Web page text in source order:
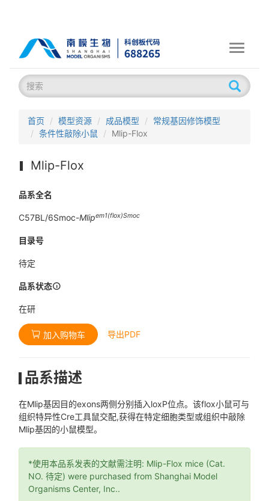
Toggle
首页 模型资源 成品模型
常规基因修饰模型
条件性敲除小鼠
Mlip-Flox
Mlip-Flox
品系全名
C57BL/6Smoc-Mlipem1(flox)Smoc
目录号
待定
品系状态
在研
加入购物车 导出PDF
品系描述
在Mlip基因目的exons两侧分别插入loxP位点。该flox小鼠可与
组织特异性Cre工具鼠交配,获得在特定细胞类型或组织中敲除
Mlip基因的小鼠模型。
*使用本品系发表的文献需注明: Mlip-Flox mice (Cat.
NO. 待定) were purchased from Shanghai Model
Organisms Center, Inc..